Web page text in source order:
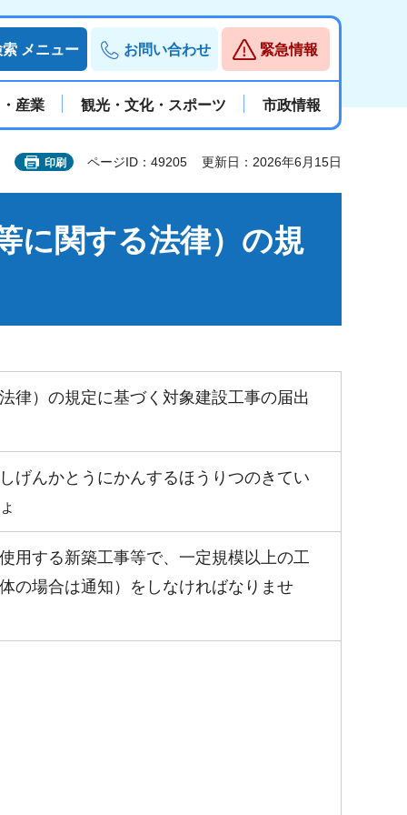
索 メニュー お問い合わせ 緊急情報
産業 観光・文化・スポーツ 市政情報
印刷 ページID：49205 更新日：2026年6月15日
に関する法律）の規
律）の規定に基づく対象建設工事の届出
げんかとうにかんするほうりつのきてい
用する新築工事等で、一定規模以上の工
の場合は通知）をしなければなりませ